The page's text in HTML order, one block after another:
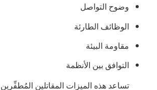
وضوح التواصل
الوظائف الطارئة
مقاومة البيئة
التوافق بين الأنظمة
تساعد هذه الميزات المقاتلين المُطفِّرين